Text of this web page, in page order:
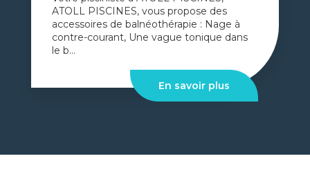
ATOLL PISCINES, vous propose des
accessoires de balnéothérapie : Nage à
contre-courant, Une vague tonique dans
le b...
En savoir plus